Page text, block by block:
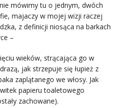
mówimy tu o jednym, dwóch
majaczy w mojej wizji raczej
z definicji niosąca na barkach
–
wieków, strącająca go w
jak strzepuje się łupież z
zaplątanego we włosy. Jak
papieru toaletowego
zachowane).